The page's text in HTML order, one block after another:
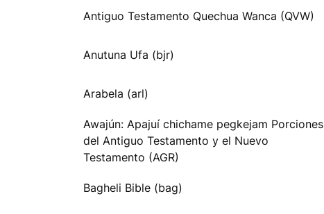
Antiguo Testamento Quechua Wanca (QVW)
Anutuna Ufa (bjr)
Arabela (arl)
Awajún: Apajuí chichame pegkejam Porciones
del Antiguo Testamento y el Nuevo
Testamento (AGR)
Bagheli Bible (bag)